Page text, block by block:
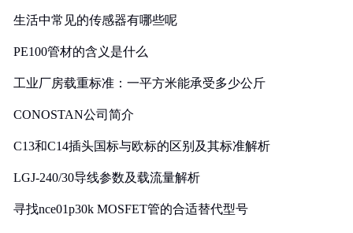
生活中常见的传感器有哪些呢
PE100管材的含义是什么
工业厂房载重标准：一平方米能承受多少公斤
CONOSTAN公司简介
C13和C14插头国标与欧标的区别及其标准解析
LGJ-240/30导线参数及载流量解析
寻找nce01p30k MOSFET管的合适替代型号